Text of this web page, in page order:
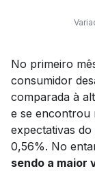
No primeiro
consumidor
comparada à
e se encontrou
expectativas
0,56%. No
sendo a maior